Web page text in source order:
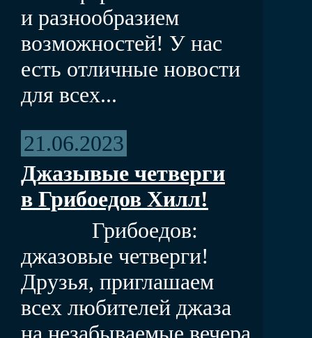
и разнообразием
возможностей! У нас
есть отличные новости
для всех...
21.06.2023
Джазывые четверги
в Грибоедов Хилл!
Грибоедов:
джазовые четверги!
Друзья, приглашаем
всех любителей джаза
на незабываемые вечера